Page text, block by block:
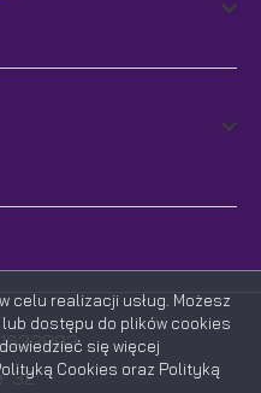
32
celu realizacji usług. Możesz
dostępu do plików cookies
się więcej
Cookies oraz Polityką